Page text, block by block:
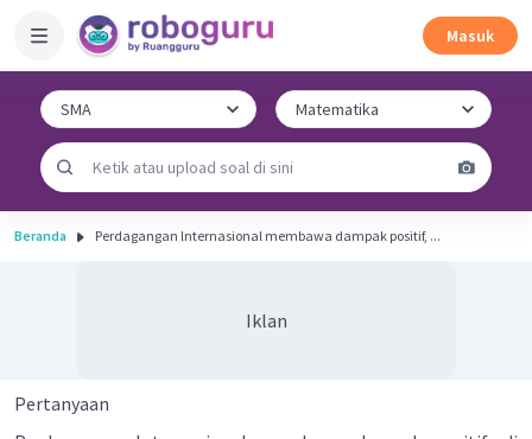
Masuk
Beranda Perdagangan lnternasional membawa dampak positif, ...
Iklan
Pertanyaan